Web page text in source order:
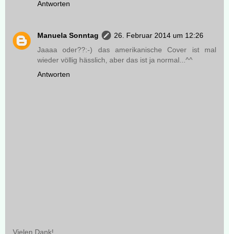
Antworten
Manuela Sonntag
26. Februar 2014 um 12:26
Jaaaa oder??:-) das amerikanische Cover ist mal
wieder völlig hässlich, aber das ist ja normal...^^
Antworten
Vielen Dank!